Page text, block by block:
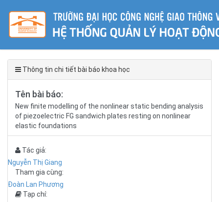
Thông tin chi tiết bài báo khoa học
Tên bài báo:
New finite modelling of the nonlinear static bending analysis
of piezoelectric FG sandwich plates resting on nonlinear
elastic foundations
Tác giả:
Nguyễn Thị Giang
Tham gia cùng:
Đoàn Lan Phương
Tạp chí: